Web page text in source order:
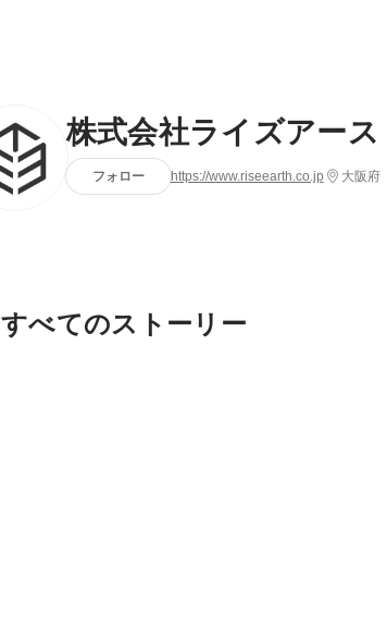
株式会社ライズアース
フォロー https://www.riseearth.co.jp 大阪府
すべてのストーリー